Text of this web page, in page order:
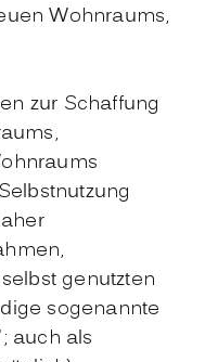
Wohnraums,
zur Schaffung
genutzten
sogenannte
auch als